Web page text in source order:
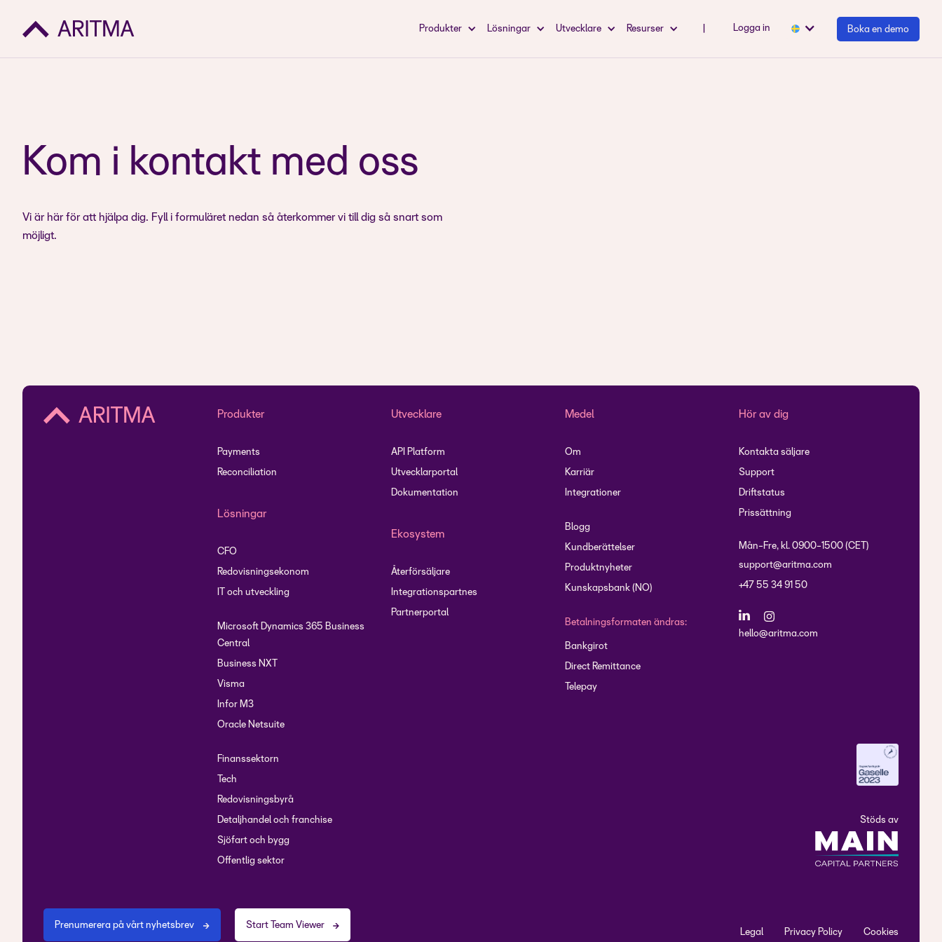
Produkter Lösningar Utvecklare Resurser Logga in Boka en demo
Kom i kontakt med oss
Vi är här för att hjälpa dig. Fyll i formuläret nedan så återkommer vi till dig så snart som
möjligt.
Produkter
Payments
Reconciliation
Lösningar
CFO
Redovisningsekonom
IT och utveckling
Microsoft Dynamics 365 Business
Central
Business NXT
Visma
Infor M3
Oracle Netsuite
Finanssektorn
Tech
Redovisningsbyrå
Detaljhandel och franchise
Sjöfart och bygg
Offentlig sektor
Utvecklare
API Platform
Utvecklarportal
Dokumentation
Ekosystem
Återförsäljare
Integrationspartnes
Partnerportal
Medel
Om
Karriär
Integrationer
Blogg
Kundberättelser
Produktnyheter
Kunskapsbank (NO)
Betalningsformaten ändras:
Bankgirot
Direct Remittance
Telepay
Hör av dig
Kontakta säljare
Support
Driftstatus
Prissättning
Mån-Fre, kl. 0900-1500 (CET)
support@aritma.com
+47 55 34 91 50
hello@aritma.com
Stöds av
Prenumerera på vårt nyhetsbrev Start Team Viewer
Legal Privacy Policy Cookies